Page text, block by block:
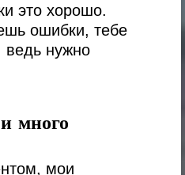
это хорошо.
ошибки, тебе
ведь нужно
много
мои